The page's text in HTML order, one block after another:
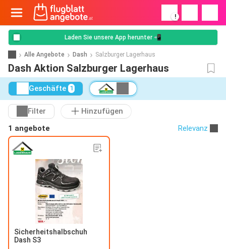
!
Laden Sie unsere App herunter 📲
Alle Angebote Dash Salzburger Lagerhaus
Dash Aktion Salzburger Lagerhaus
Geschäfte 1
Filter
Hinzufügen
1 angebote
Relevanz
Sicherheitshalbschuh
Dash S3